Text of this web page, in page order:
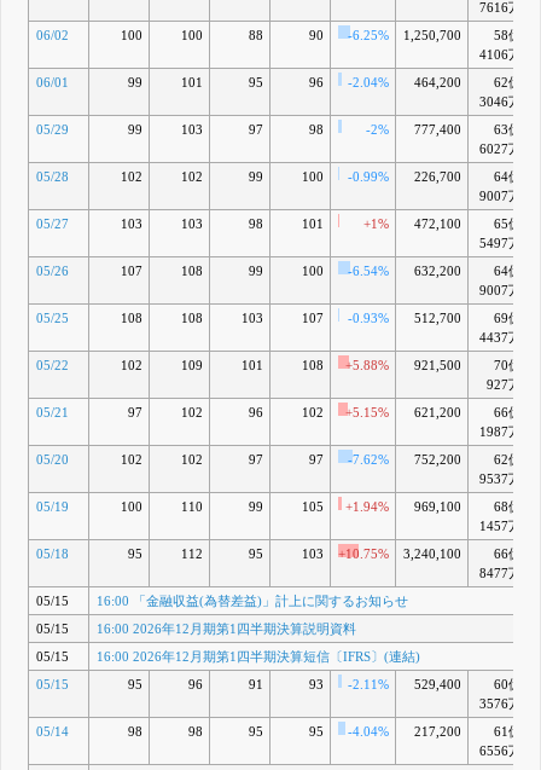
7616万
06/02
100 100 88 90 -6.25% 1,250,700
58億
4106万
06/01
99 101 95 96 -2.04% 464,200
62億
3046万
05/29
99 103 97 98 -2% 777,400
63億
6027万
05/28
102 102 99 100 -0.99% 226,700
64億
9007万
05/27
103 103 98 101 +1% 472,100
65億
5497万
05/26
107 108 99 100 -6.54% 632,200
64億
9007万
05/25
108 108 103 107 -0.93% 512,700
69億
4437万
05/22
102 109 101 108 +5.88% 921,500
70億
927万
05/21
97 102 96 102 +5.15% 621,200
66億
1987万
05/20
102 102 97 97 -7.62% 752,200
62億
9537万
05/19
100 110 99 105 +1.94% 969,100
68億
1457万
05/18
95 112 95 103 +10.75% 3,240,100
66億
8477万
05/15
16:00 「金融収益(為替差益)」計上に関するお知らせ
05/15
16:00 2026年12月期第1四半期決算説明資料
05/15
16:00 2026年12月期第1四半期決算短信〔IFRS〕(連結)
05/15
95 96 91 93 -2.11% 529,400
60億
3576万
05/14
98 98 95 95 -4.04% 217,200
61億
6556万